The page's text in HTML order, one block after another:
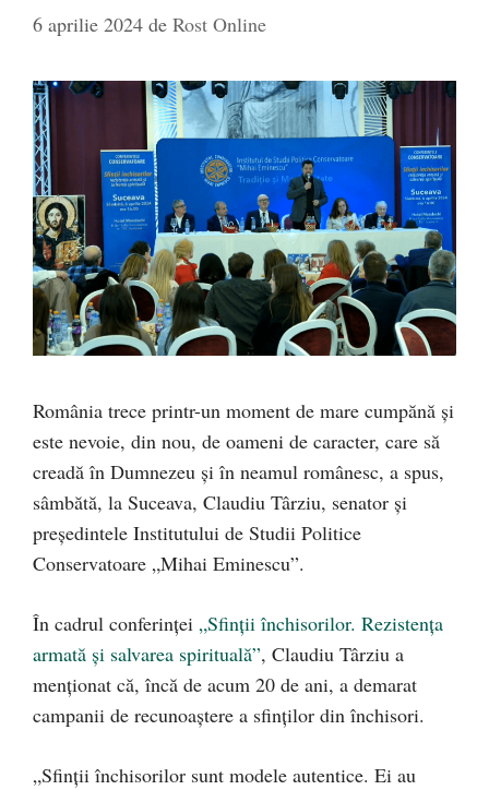
6 aprilie 2024 de Rost Online
România trece printr-un moment de mare cumpănă și
este nevoie, din nou, de oameni de caracter, care să
creadă în Dumnezeu și în neamul românesc, a spus,
sâmbătă, la Suceava, Claudiu Târziu, senator și
președintele Institutului de Studii Politice
Conservatoare „Mihai Eminescu”.
În cadrul conferinței „Sfinții închisorilor. Rezistența
armată și salvarea spirituală”, Claudiu Târziu a
menționat că, încă de acum 20 de ani, a demarat
campanii de recunoaștere a sfinților din închisori.
„Sfinții închisorilor sunt modele autentice. Ei au